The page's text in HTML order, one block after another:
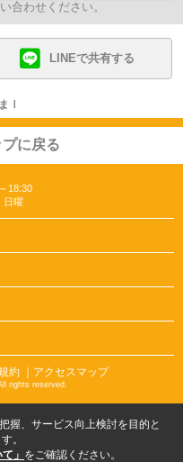
合わせください。
LINEで共有する
Ⅰ
に戻る
18:30
日曜
約 ｜アクセスマップ
rights reserved.
握、サービス向上検討を目的と
。
」 をご確認ください。